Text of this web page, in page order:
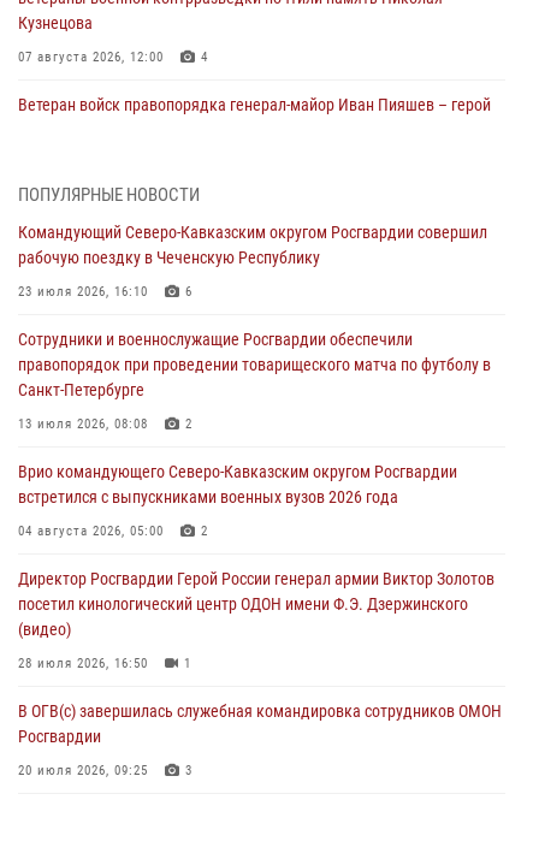
Кузнецова
07 августа 2026, 12:00 4
Ветеран войск правопорядка генерал-майор Иван Пияшев – герой
Смольного собора в Санкт-Петербурге (видео)
07 августа 2026, 11:34
взрывобезопасности
07 августа 2026, 11:33
Рэпер ST посетил раненых росгвардейцев в Главном военном
07 августа 2026, 11:18 2
В Ставрополе офицеры Росгвардии стали участниками пресс-
07 августа 2026, 11:00
ПОПУЛЯРНЫЕ НОВОСТИ
Командующий Северо-Кавказским округом Росгвардии совершил
рабочую поездку в Чеченскую Республику
23 июля 2026, 16:10 6
Сотрудники и военнослужащие Росгвардии обеспечили
правопорядок при проведении товарищеского матча по футболу в
Санкт-Петербурге
13 июля 2026, 08:08 2
Врио командующего Северо-Кавказским округом Росгвардии
встретился с выпускниками военных вузов 2026 года
04 августа 2026, 05:00 2
Директор Росгвардии Герой России генерал армии Виктор Золотов
посетил кинологический центр ОДОН имени Ф.Э. Дзержинского
(видео)
28 июля 2026, 16:50 1
В ОГВ(с) завершилась служебная командировка сотрудников ОМОН
Росгвардии
20 июля 2026, 09:25 3